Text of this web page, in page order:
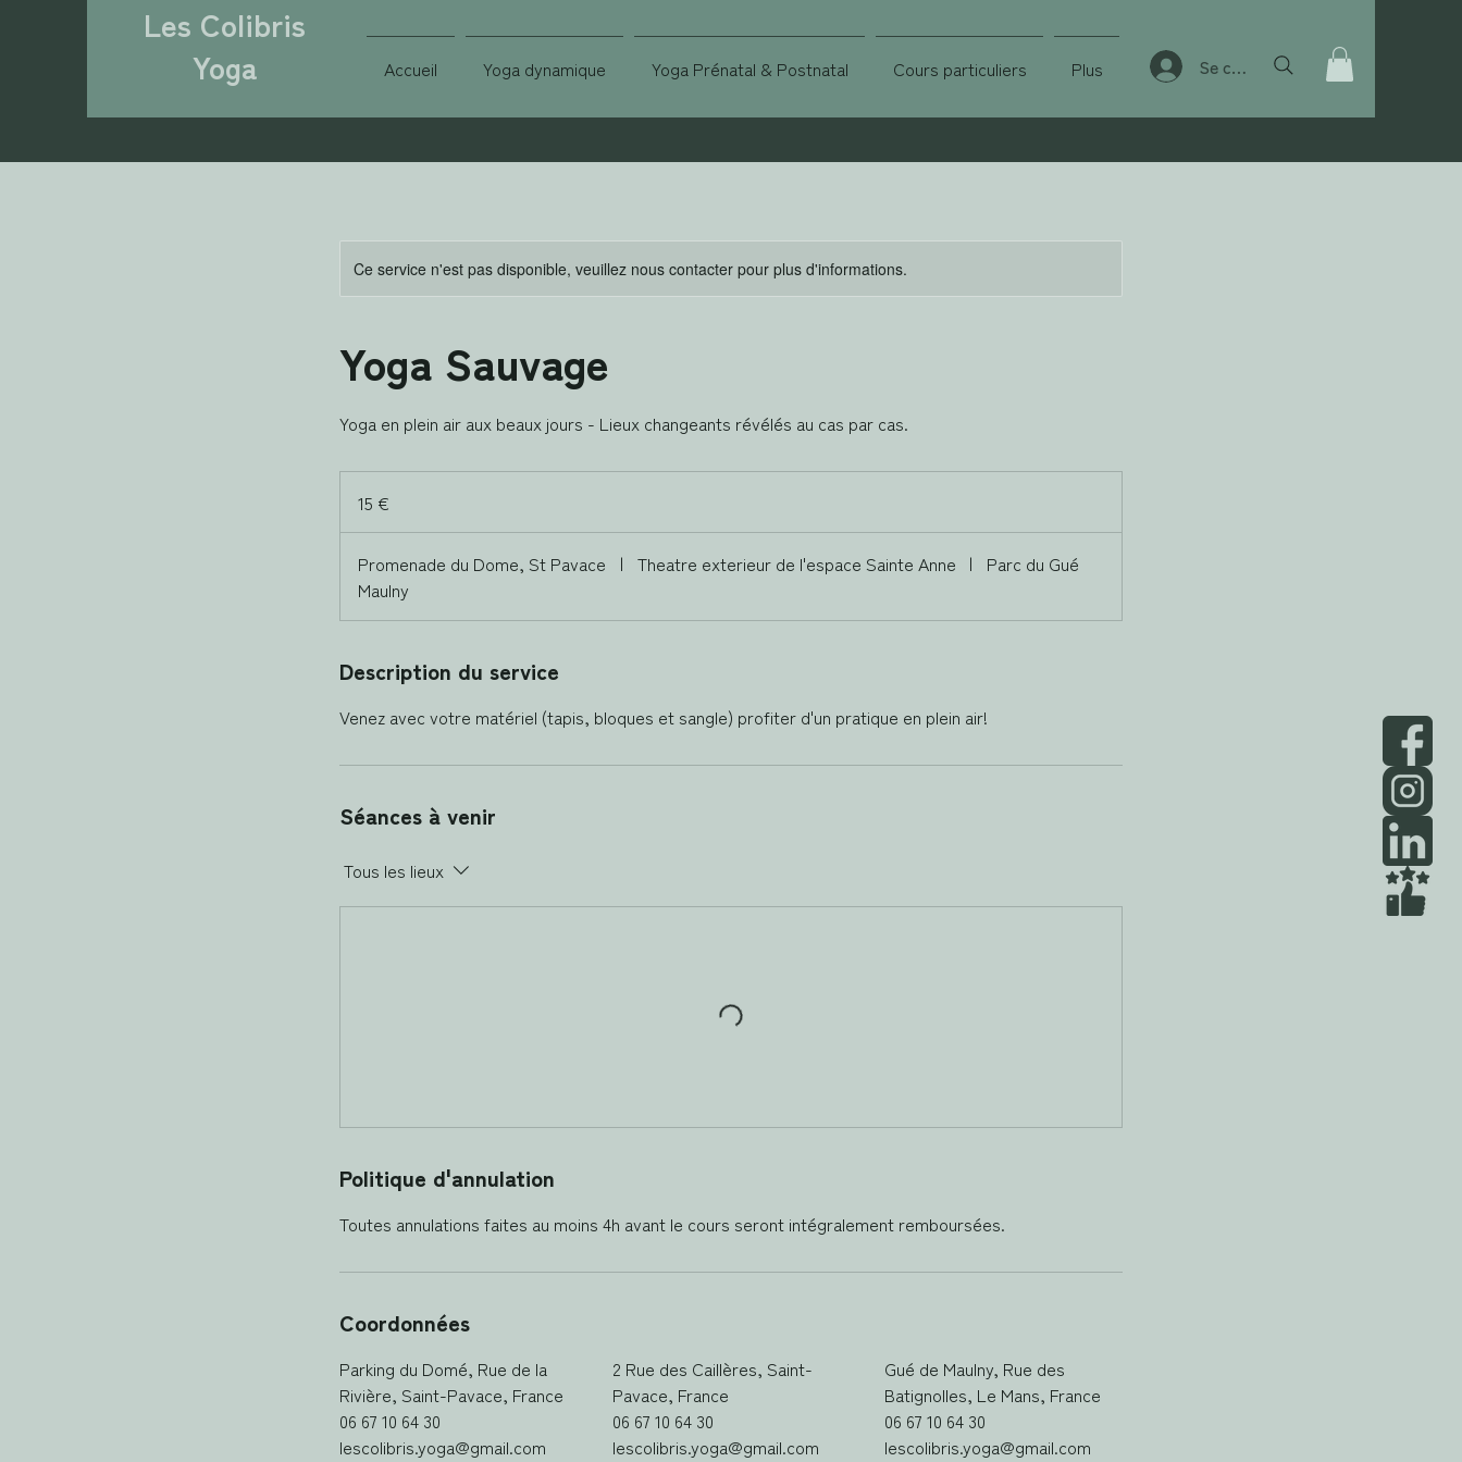
Les Colibris
Yoga
Accueil Yoga dynamique Yoga Prénatal & Postnatal Cours particuliers Plus Se connecter
Ce service n'est pas disponible, veuillez nous contacter pour plus d'informations.
Yoga Sauvage
Yoga en plein air aux beaux jours - Lieux changeants révélés au cas par cas.
15 €
Promenade du Dome, St Pavace | Theatre exterieur de l'espace Sainte Anne |
Parc du Gué
Maulny
Description du service
Venez avec votre matériel (tapis, bloques et sangle) profiter d'un pratique en plein air!
Séances à venir
Tous les lieux
Politique d'annulation
Coordonnées
Parking du Domé, Rue de la
Rivière, Saint-Pavace, France
06 67 10 64 30
lescolibris.yoga@gmail.com
2 Rue des Caillères, Saint-
Pavace, France
06 67 10 64 30
lescolibris.yoga@gmail.com
Gué de Maulny, Rue des
Batignolles, Le Mans, France
06 67 10 64 30
lescolibris.yoga@gmail.com